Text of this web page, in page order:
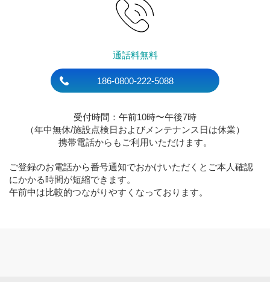
通話料無料
186-0800-222-5088
受付時間：午前10時〜午後7時
（年中無休/施設点検日およびメンテナンス日は休業）
携帯電話からもご利用いただけます。
ご登録のお電話から番号通知でおかけいただくとご本人確認
にかかる時間が短縮できます。
午前中は比較的つながりやすくなっております。